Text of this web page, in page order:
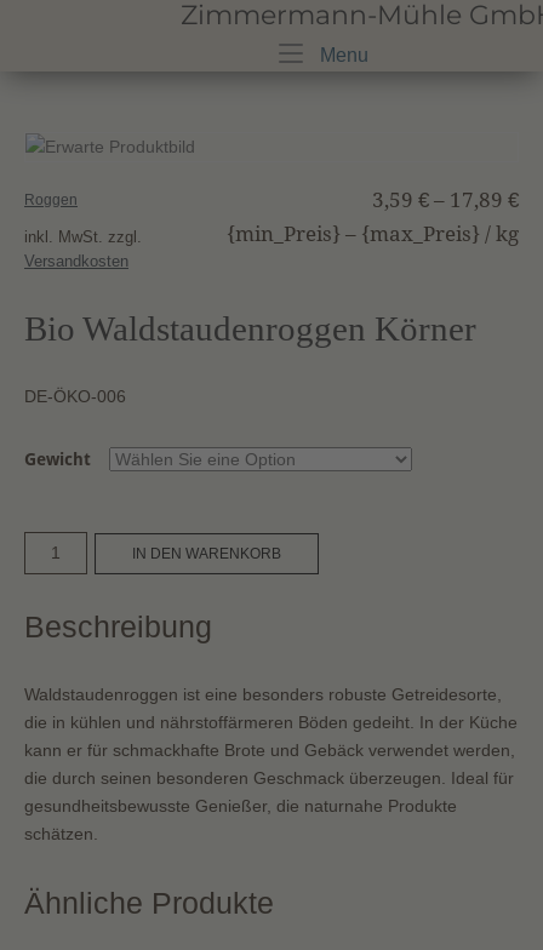
content
Zimmermann-Mühle
MenuMenu
3,59 € – 17,89 €
Roggen
{min_Preis} – {max_Preis} / kg
inkl. MwSt. zzgl.
Versandkosten
Bio Waldstaudenroggen Körner
DE-ÖKO-006
Gewicht
Waldstaudenroggen
Menge
IN DEN WARENKORB
a
v
Beschreibung
Waldstaudenroggen ist eine besonders robuste Getreidesorte,
die in kühlen und nährstoffärmeren Böden gedeiht. In der Küche
kann er für schmackhafte Brote und Gebäck verwendet werden,
die durch seinen besonderen Geschmack überzeugen. Ideal für
gesundheitsbewusste Genießer, die naturnahe Produkte
schätzen.
Ähnliche Produkte